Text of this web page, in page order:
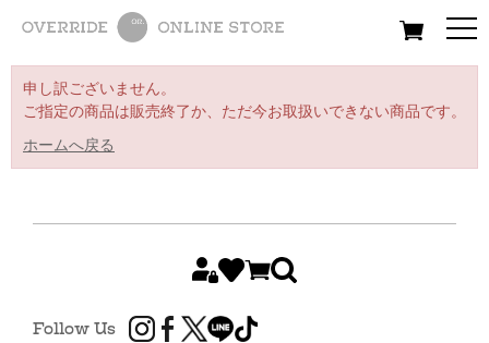
All Women Men
申し訳ございません。
ご指定の商品は販売終了か、ただ今お取扱いできない商品です。
ホームへ戻る
Follow Us